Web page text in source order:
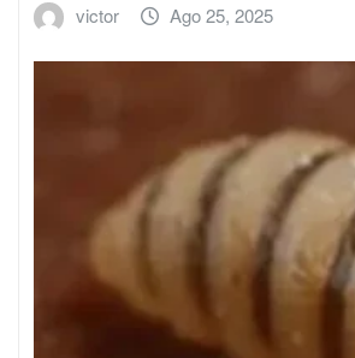
victor Ago 25, 2025